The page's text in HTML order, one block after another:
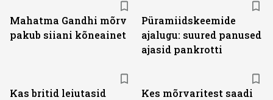
Mahatma Gandhi mõrv
pakub siiani kõneainet
Püramiidskeemide
ajalugu: suured panused
ajasid pankrotti
Kas britid leiutasid
Kes mõrvaritest saadi